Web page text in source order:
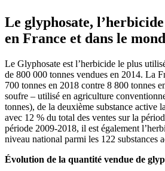
Le glyphosate,
en France et dans le
Le Glyphosate est l’herbicide le plus
de 800 000 tonnes vendues en 2014. La
700 tonnes en 2018 contre 8 800 tonnes
soufre – utilisé en agriculture
tonnes), de la deuxième substance active
avec 12 % du total des ventes sur la
période 2009-2018, il est également
niveau national parmi les 122 substances
Évolution de la quantité vendue de